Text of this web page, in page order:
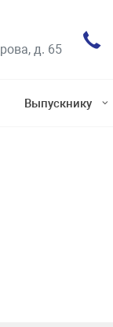
д. 65
Выпускнику